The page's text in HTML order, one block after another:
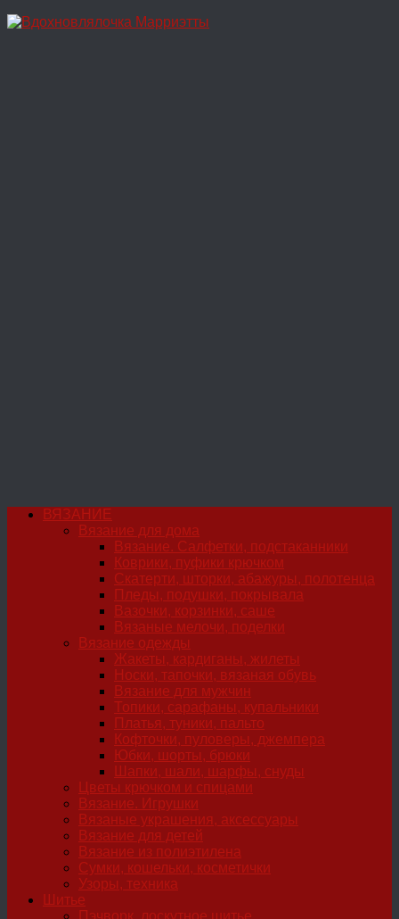
Перейти
ВЯЗАНИЕ
Вязание для дома
Вязание. Салфетки, подстаканники
Коврики, пуфики крючком
Скатерти, шторки, абажуры, полотенца
Пледы, подушки, покрывала
Вазочки, корзинки, саше
Вязаные мелочи, поделки
Вязание одежды
Жакеты, кардиганы, жилеты
Носки, тапочки, вязаная обувь
Вязание для мужчин
Топики, сарафаны, купальники
Платья, туники, пальто
Кофточки, пуловеры, джемпера
Юбки, шорты, брюки
Шапки, шали, шарфы, снуды
Цветы крючком и спицами
Вязание. Игрушки
Вязаные украшения, аксессуары
Вязание для детей
Вязание из полиэтилена
Сумки, кошельки, косметички
Узоры, техника
Шитье
Пэчворк, лоскутное шитье